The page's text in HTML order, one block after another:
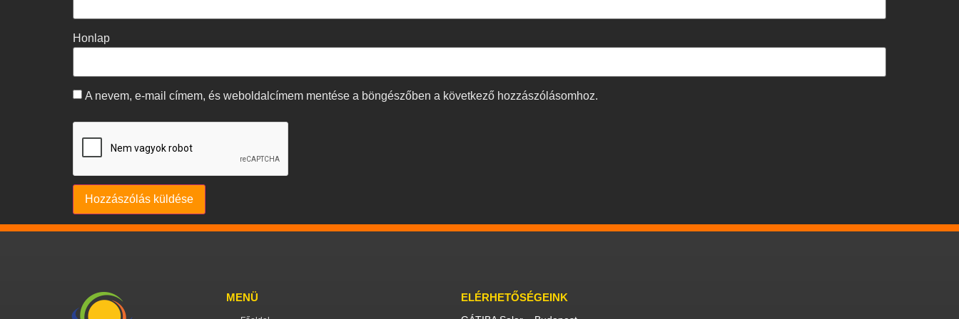
Honlap
A nevem, e-mail címem, és weboldalcímem mentése a böngészőben a következő hozzászólásomhoz.
MENÜ ELÉRHETŐSÉGEINK